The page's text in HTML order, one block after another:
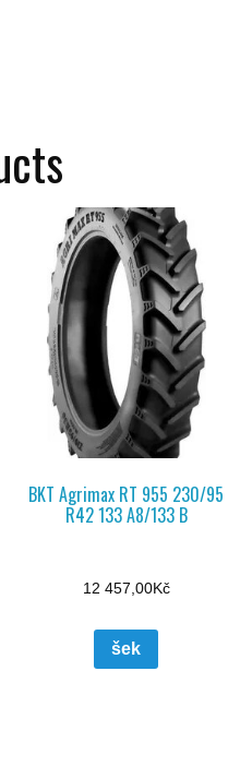
BKT Agrimax RT 955 230/95
R42 133 A8/133 B
12 457,00Kč
šek